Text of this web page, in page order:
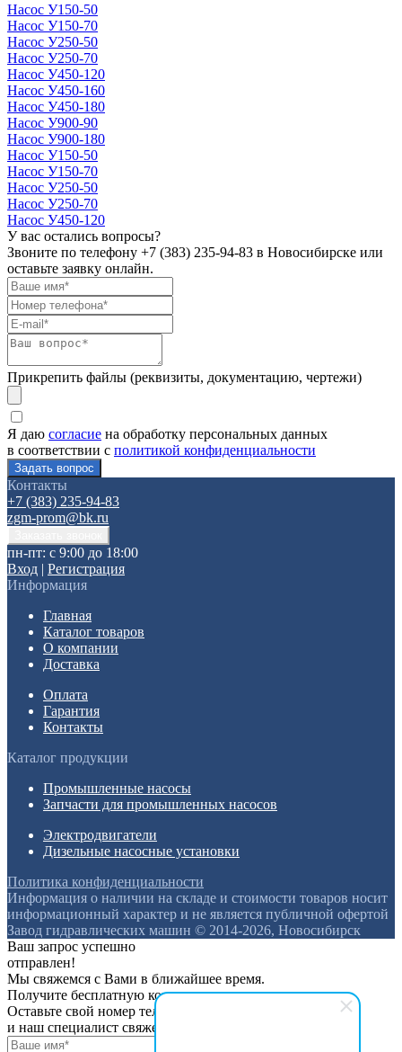
Насос У150-50
Насос У150-70
Насос У250-50
Насос У250-70
Насос У450-120
Насос У450-160
Насос У450-180
Насос У900-90
Насос У900-180
Насос У150-50
Насос У150-70
Насос У250-50
Насос У250-70
Насос У450-120
У вас остались вопросы?
Звоните по телефону +7 (383) 235-94-83 в Новосибирске или
оставьте заявку онлайн.
Прикрепить файлы (реквизиты, документацию, чертежи)
Я даю согласие на обработку персональных данных
в соответствии с политикой конфиденциальности
Контакты
+7 (383) 235-94-83
zgm-prom@bk.ru
пн-пт: с 9:00 до 18:00
Вход | Регистрация
Информация
Главная
Каталог товаров
О компании
Доставка
Оплата
Гарантия
Контакты
Каталог продукции
Промышленные насосы
Запчасти для промышленных насосов
Электродвигатели
Дизельные насосные установки
Политика конфиденциальности
Информация о наличии на складе и стоимости товаров носит
информационный характер и не является публичной офертой
Завод гидравлических машин © 2014-2026, Новосибирск
Ваш запрос успешно
отправлен!
Мы свяжемся с Вами в ближайшее время.
Получите бесплатную консультацию
Оставьте свой номер телефона
и наш специалист свяжется с вами